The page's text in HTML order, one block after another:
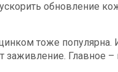
обновление
тоже
заживление. Главное